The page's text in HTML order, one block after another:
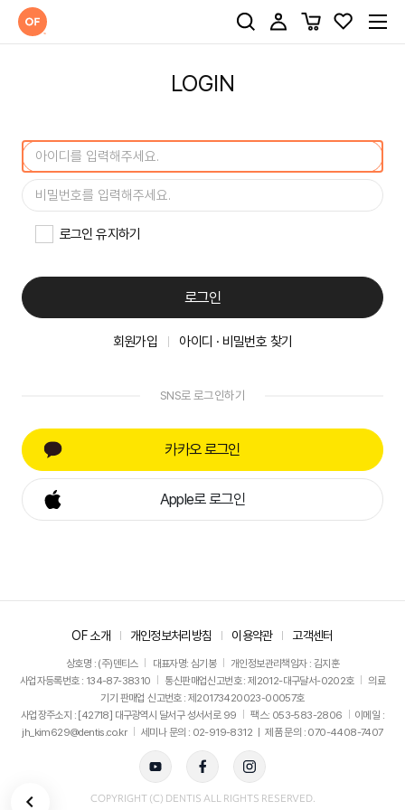
LOGIN
로그인 유지하기
로그인
회원가입 아이디 · 비밀번호 찾기
SNS로 로그인하기
카카오 로그인
Apple로 로그인
OF 소개 개인정보처리방침 이용약관 고객센터
상호명 : (주)덴티스 대표자명: 심기봉
개인정보관리책임자 : 김지훈
사업자등록번호 : 134-87-38310
통신판매업신고번호 : 제2012-대구달서-0202호
의료
기기 판매업 신고번호 : 제20173420023-00057호
사업장주소지 : [42718] 대구광역시 달서구 성서서로 99
팩스: 053-583-2806
이메일 :
jh_kim629@dentis.co.kr
세미나 문의 : 02-919-8312 ㅣ 제품 문의 : 070-4408-7407
COPYRIGHT (C) DENTIS ALL RIGHTS RESERVED.